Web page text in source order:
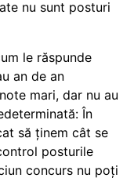
nu sunt posturi
le răspunde
an de an
mari, dar nu au
În
să ținem cât se
posturile
concurs nu poți